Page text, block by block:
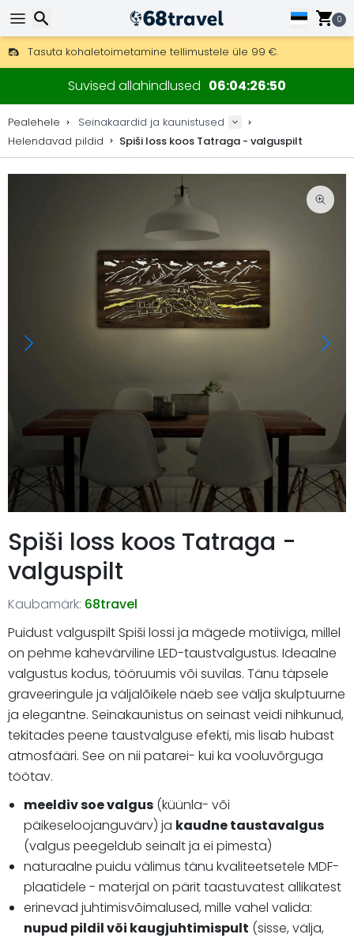
0
Tasuta kohaletoimetamine tellimustele üle 99 €.
Saab saata ka DHL Expressi kaudu (kohaletoimetamine 24 tunni
30 päeva tagastamiseks, 90 päeva puidust kaartide ja
Suvised allahindlused 06042649
Pealehele
Seinakaardid ja kaunistused
Helendavad pildid
Spiši loss koos Tatraga - valguspilt
Spiši loss koos Tatraga -
valguspilt
Kaubamärk: 68travel
Puidust valguspilt Spiši lossi ja mägede motiiviga, millel
on pehme kahevärviline LED-taustvalgustus. Ideaalne
valgustus kodus, tööruumis või suvilas. Tänu täpsele
graveeringule ja väljalõikele näeb see välja skulptuurne
ja elegantne. Seinakaunistus on seinast veidi nihkunud,
tekitades peene taustvalguse efekti, mis lisab hubast
atmosfääri. See on nii patarei- kui ka vooluvõrguga
töötav.
meeldiv soe valgus (küünla- või
päikeseloojanguvärv) ja kaudne taustavalgus
(valgus peegeldub seinalt ja ei pimesta)
naturaalne puidu välimus tänu kvaliteetsetele MDF-
plaatidele - materjal on pärit taastuvatest allikatest
erinevad juhtimisvõimalused, mille vahel valida:
nupud pildil või kaugjuhtimispult (sisse, välja,
Otsi